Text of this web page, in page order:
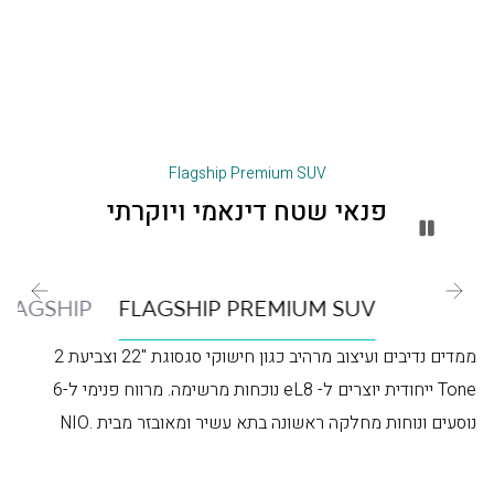
Flagship Premium SUV
פנאי שטח דינאמי ויוקרתי
FLAGSHIP PREMIUM SUV
ממדים נדיבים ועיצוב מרהיב כגון חישוקי סגסוגת "22 וצביעת 2
Tone ייחודית יוצרים ל- eL8 נוכחות מרשימה. מרווח פנימי ל-6
נוסעים ונוחות מחלקה ראשונה בתא עשיר ומאובזר מבית .NIO